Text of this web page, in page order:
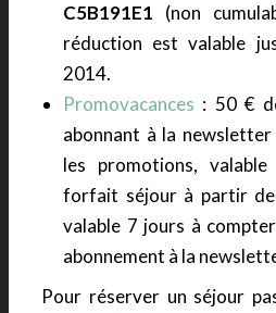
C5B191E1 (non
réduction est valable
2014.
Promovacances : 50 €
abonnant à la newsletter
les promotions,
forfait séjour à partir
valable 7 jours à
abonnement à la
Pour réserver un séjour